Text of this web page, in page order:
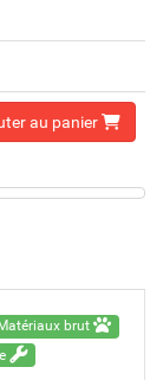
au panier
Matériaux brut